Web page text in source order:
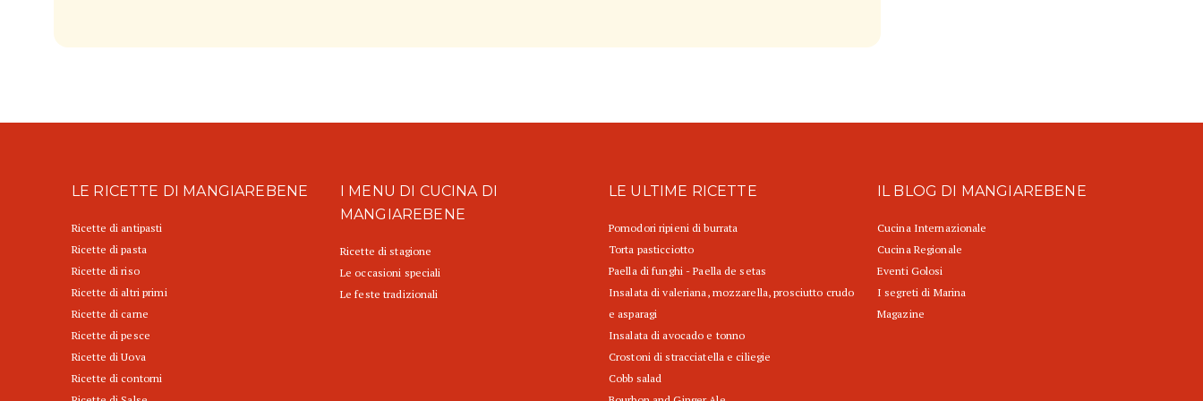
LE RICETTE DI MANGIAREBENE
Ricette di antipasti
Ricette di pasta
Ricette di riso
Ricette di altri primi
Ricette di carne
Ricette di pesce
Ricette di Uova
Ricette di contorni
I MENU DI CUCINA DI
MANGIAREBENE
Ricette di stagione
Le occasioni speciali
Le feste tradizionali
LE ULTIME RICETTE
Pomodori ripieni di burrata
Torta pasticciotto
Paella di funghi - Paella de setas
Insalata di valeriana, mozzarella, prosciutto crudo
e asparagi
Insalata di avocado e tonno
Crostoni di stracciatella e ciliegie
Cobb salad
IL BLOG DI MANGIAREBENE
Cucina Internazionale
Cucina Regionale
Eventi Golosi
I segreti di Marina
Magazine